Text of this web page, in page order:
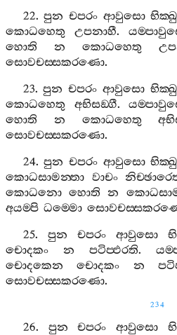
22.පුන චපරං ආවුසො භික‍්ඛු
කොධහෙතු
උපනාහී.
හොති
න කොධහෙතු
සොවචස‍්සකරණො.
23.පුන චපරං ආවුසො භික‍්ඛු
කොධහෙතු
අභිසඞ‍්ගී.
හොති
න කොධහෙතු
සොවචස‍්සකරණො.
24.පුන චපරං ආවුසො භික‍්ඛු
කොධසාමන‍්තා වාචං
කොධනො හොති න
අයම‍්පි ධම‍්මො
25. පුන චපරං ආවුසො
චොදකං
න පටිප‍්ඵරති.
චොදකෙන
චොදකං න
සොවචස‍්සකරණො.
234
26. පුන චපරං ආවුසො